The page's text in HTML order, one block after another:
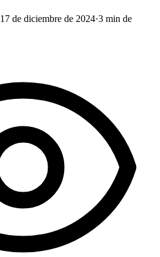
17 de diciembre de 2024·3 min de